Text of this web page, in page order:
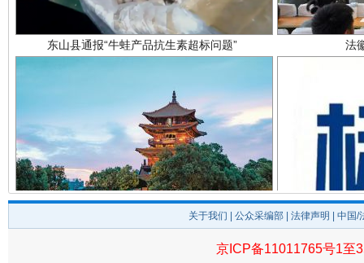
千年窑火 生生不息 一
关于我们 公众采编部 法律声明 | 中国
京ICP备11011765号1至